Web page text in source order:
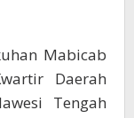
Mabicab
Daerah
Tengah